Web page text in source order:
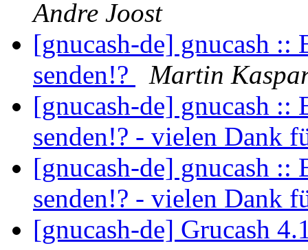
Andre Joost
[gnucash-de] gnucash ::
senden!?
Martin
[gnucash-de] gnucash ::
senden!? - vielen Dank
[gnucash-de] gnucash ::
senden!? - vielen Dank
[gnucash-de] Grucash